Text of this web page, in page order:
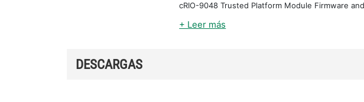
cRIO-9048 Trusted Platform Module Firmware
+ Leer más
DESCARGAS